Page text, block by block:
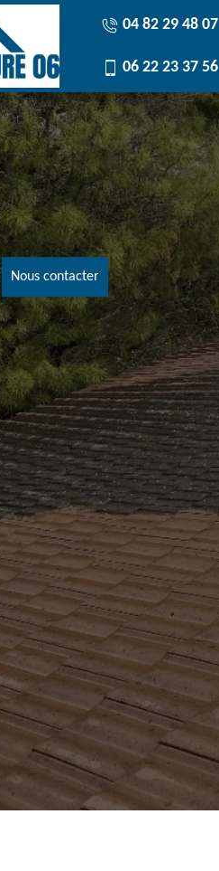
04 82 29 48 07
06 22 23 37 56
Nous contacter